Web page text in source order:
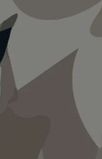
für
Donau,
Ein guter Tag für